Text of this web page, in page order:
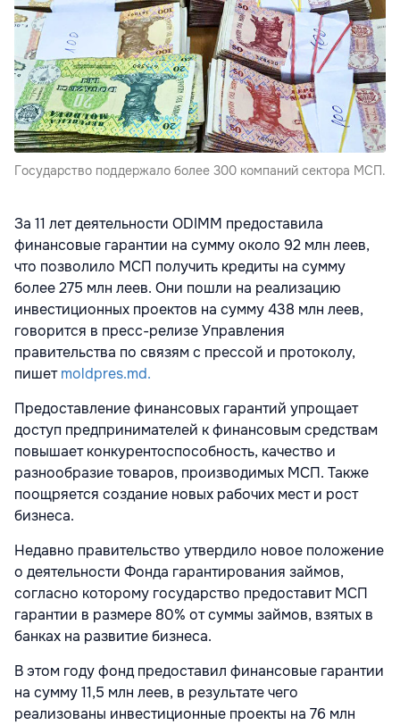
Государство поддержало более 300 компаний сектора МСП.
За 11 лет деятельности ODIMM предоставила
финансовые гарантии на сумму около 92 млн леев,
что позволило МСП получить кредиты на сумму
более 275 млн леев. Они пошли на реализацию
инвестиционных проектов на сумму 438 млн леев,
говорится в пресс-релизе Управления
правительства по связям с прессой и протоколу,
пишетmoldpres.md.
Предоставление финансовых гарантий упрощает
доступ предпринимателей к финансовым средствам
повышает конкурентоспособность, качество и
разнообразие товаров, производимых МСП. Также
поощряется создание новых рабочих мест и рост
бизнеса.
Недавно правительство утвердило новое положение
о деятельности Фонда гарантирования займов,
согласно которому государство предоставит МСП
гарантии в размере 80% от суммы займов, взятых в
банках на развитие бизнеса.
В этом году фонд предоставил финансовые гарантии
на сумму 11,5 млн леев, в результате чего
реализованы инвестиционные проекты на 76 млн